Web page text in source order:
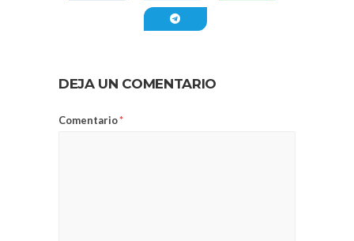
DEJA UN COMENTARIO
Comentario*